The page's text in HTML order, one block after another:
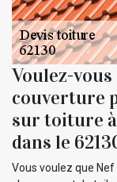
Voulez-
couverture
sur toiture
dans le
Vous voulez que